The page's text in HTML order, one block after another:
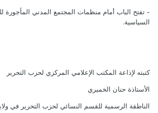
- تفتح الباب أمام منظمات المجتمع المدني المأجورة
السياسية.
كتبته لإذاعة المكتب الإعلامي المركزي لحزب التحرير
الأستاذة حنان الخميري
الناطقة الرسمية للقسم النسائي لحزب التحرير في